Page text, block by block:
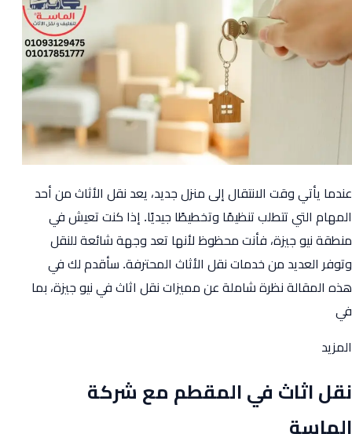
الأهرام
عندما يأتي وقت الانتقال إلى منزل جديد، يعد نقل الأثاث من أحد
المهام التي تتطلب تنظيمًا وتخطيطًا جيديًا. إذا كنت تعيش في
منطقة نيو جيزة، فأنت محظوظ لأنها تعد وجهة شائعة للنقل
وتوفر العديد من خدمات نقل الأثاث المحترفة. سأقدم لك في
هذه المقالة نظرة شاملة عن مميزات نقل اثاث في نيو جيزة، بما
في
المزيد
شركة
نقل اثاث في المقطم مع شركة
الماسة